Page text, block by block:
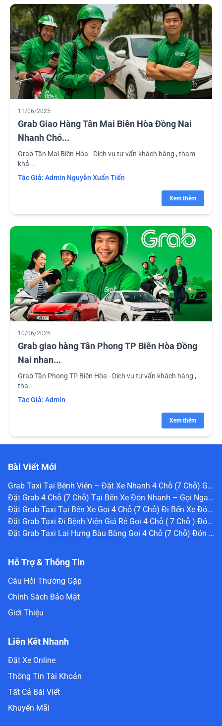
11/06/2025
Grab Giao Hàng Tân Mai Biên Hòa Đồng Nai
Nhanh Chó...
Grab Tân Mai Biên Hòa - Dịch vụ tư vấn khách hàng , tham
khả...
Tác Giả: Admin Nguyễn Xuấn Tiến
Xem thêm
10/06/2025
Grab giao hàng Tân Phong TP Biên Hòa Đồng
Nai nhan...
Grab Tân Phong TP Biên Hòa - Dịch vụ tư vấn khách hàng ,
tha...
Tác Giả: Admin
Xem thêm
Bài Viết Mới
Grab Taxi Tại Bệnh Viện – Đặt Xe Nhanh 4 Chỗ (7 Chỗ) Gọi Ngay 0336 488 240
Đặt Grab 4 Chỗ (7 Chỗ) Tại Bến Xe Đón Nhanh – Gọi Ngay 0336 488 240
Đặt Grab Taxi Tại Bến Xe Gọi 4 Chỗ (7 Chỗ) Đi Bến Xe Đón Ngay 0336488240
Đặt Grab Taxi Đi Bệnh Viện Giá Rẻ Gọi 4 Chỗ ( 7 Chỗ ) Đón Ngay 0336 488 240
Đặt Grab Taxi Lai Hưng Bàu Bàng Gọi 4 Chỗ (7 Chỗ) Đón Ngay Nhanh Chóng Giá Rẻ 0336488240
Hỗ Trợ & Thông Tin
Câu Hỏi Thường Gặp
Chính Sách Bảo Mật
Giới Thiệu
Liên Kết Nhanh
Đặt Xe Online
Thông Tin Tài Khoản
Tất Cả Bài Viết
Khuyến Mãi